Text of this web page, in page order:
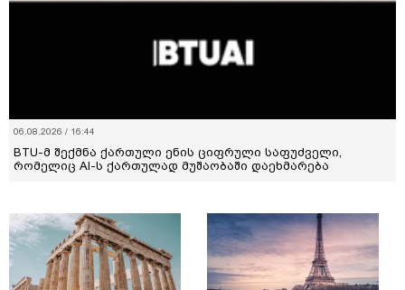
06.08.2026 / 16:44
BTU-მ შექმნა ქართული ენის ციფრული საფუძველი,
რომელიც AI-ს ქართულად მუშაობაში დაეხმარება